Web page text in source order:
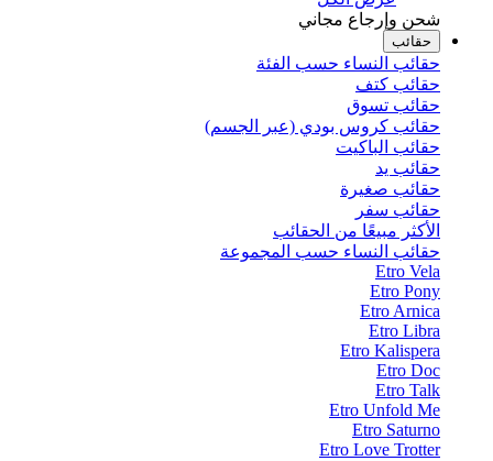
شحن وإرجاع مجاني
حقائب
حقائب النساء حسب الفئة
حقائب كتف
حقائب تسوق
حقائب كروس بودي (عبر الجسم)
حقائب الباكيت
حقائب يد
حقائب صغيرة
حقائب سفر
الأكثر مبيعًا من الحقائب
حقائب النساء حسب المجموعة
Etro Vela
Etro Pony
Etro Arnica
Etro Libra
Etro Kalispera
Etro Doc
Etro Talk
Etro Unfold Me
Etro Saturno
Etro Love Trotter